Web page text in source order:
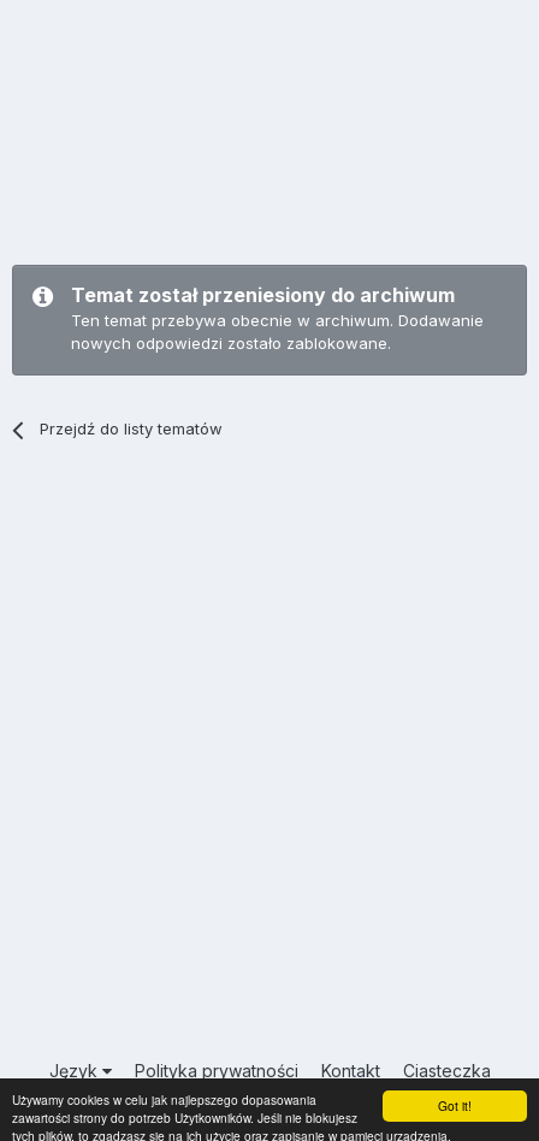
Got it!
Używamy cookies w celu jak najlepszego dopasowania
zawartości strony do potrzeb Użytkowników. Jeśli nie blokujesz
tych plików, to zgadzasz się na ich użycie oraz zapisanie w pamięci urządzenia.
Temat został przeniesiony do archiwum
Ten temat przebywa obecnie w archiwum. Dodawanie
nowych odpowiedzi zostało zablokowane.
Przejdź do listy tematów
Język Polityka prywatności Kontakt Ciasteczka
USA.INFO.PL
Powered by Invision Community